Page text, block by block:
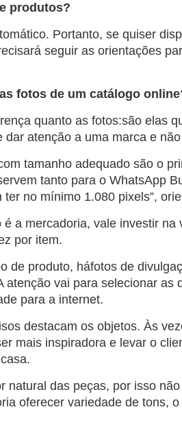
produtos?
Portanto, se quiser
seguir as orientações
fotos de um catálogo
quanto as fotos:são elas
dar atenção a uma marca e
tamanho adequado são o
tanto para o WhatsApp
ter no mínimo 1.080 pixels”,
é a mercadoria, vale investir na
por item.
de produto, háfotos de
atenção vai para selecionar as
para a internet.
destacam os objetos. Às
mais inspiradora e levar o
natural das peças, por isso
oferecer variedade de tons,